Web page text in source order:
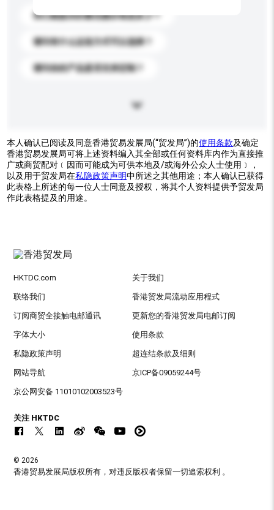
你们能提供的最优惠价格是多少？
请问有什么运送方式可以选择？
请问你的产品是否支持定制？
本人确认已阅读及同意香港贸易发展局(“贸发局”)的使用条款及确定
香港贸易发展局可将上述资料编入其全部或任何资料库内作为直接推
广或商贸配对﹝因而可能成为可供本地及/或海外公众人士使用﹞，
以及用于贸发局在私隐政策声明中所述之其他用途；本人确认已获得
此表格上所述的每一位人士同意及授权，将其个人资料提供予贸发局
作此表格提及的用途。
HKTDC.com 关于我们
联络我们 香港贸发局流动应用程式
订阅商贸全接触电邮通讯 更新您的香港贸发局电邮订阅
字体大小 使用条款
私隐政策声明 超连结条款及细则
网站导航 京ICP备09059244号
京公网安备 11010102003523号
关注 HKTDC
© 2026
香港贸易发展局版权所有，对违反版权者保留一切追索权利 。